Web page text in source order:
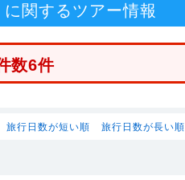
関するツアー情報
数6件
旅行日数が短い順 旅行日数が長い順